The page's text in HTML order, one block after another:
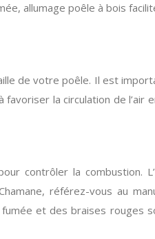
allumage poêle à bois
de votre poêle. Il est
la circulation de
contrôler la combustion.
référez-vous au
et des braises rouges